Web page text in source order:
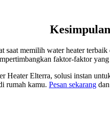
Kesimpulan
memilih water heater
faktor-faktor
Heater Elterra, solusi instan
rumah kamu. Pesan sekarang